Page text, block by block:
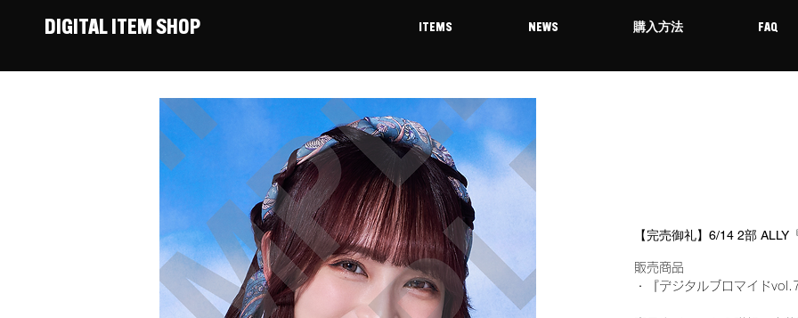
DIGITAL ITEM SHOP ITEMS NEWS 購入方法 FAQ
【完売御礼】6/14 2部
販売商品
・『デジタルブロマイド